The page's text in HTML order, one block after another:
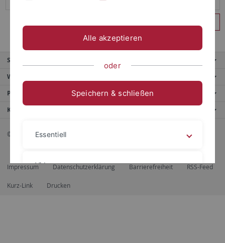
Service
Weitere Angebote
Portale
Kontaktinfo
© 2026 Eberhard Karls Universität Tübingen, Tübingen
Impressum Datenschutzerklärung Barrierefreiheit RSS-Feed
Kurz-Link Drucken
Alle akzeptieren
oder
Speichern & schließen
Essentiell
Videos